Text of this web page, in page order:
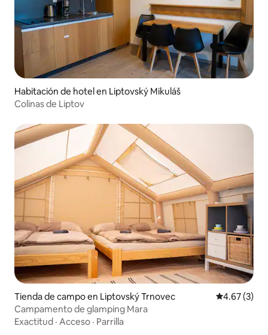
Habitación de hotel en Liptovský Mikuláš
Colinas de Liptov
Tienda de campo en Liptovský Trnovec Calificación
4.67 (3)
Campamento de glamping Mara
Exactitud · Acceso · Parrilla